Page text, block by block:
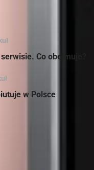
one ze zmianą
się także głosy
z
Co obejmuje?
w Polsce